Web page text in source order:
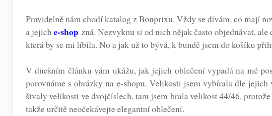
Pravidelně nám chodí katalog z Bonprixu. Vždy se dívám, co mají
a jejiche-shop zná. Nezvyknu si od nich nějak často objednávat,
která by se mi líbila. No a jak už to bývá, k bundě jsem do košíku
V dnešním článku vám ukážu, jak jejich oblečení vypadá na mé
porovnáme s obrázky na e-shopu. Velikosti jsem vybírala dle
štvaly velikosti ve dvojčíslech, tam jsem brala velikost 44/46,
takže určitě neočekávejte elegantní oblečení.